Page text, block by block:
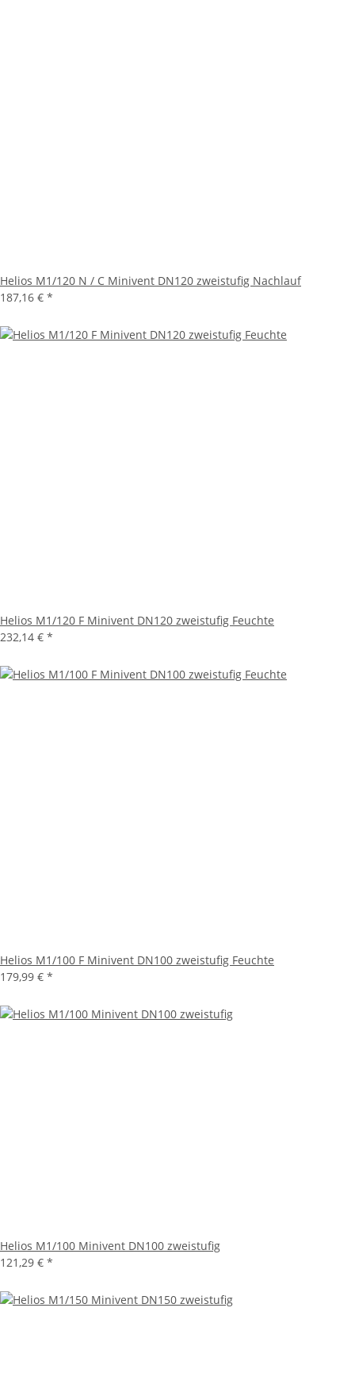
Helios M1/120 N / C Minivent DN120 zweistufig Nachlauf
187,16 € *
Helios M1/120 F Minivent DN120 zweistufig Feuchte
232,14 € *
Helios M1/100 F Minivent DN100 zweistufig Feuchte
179,99 € *
Helios M1/100 Minivent DN100 zweistufig
121,29 € *